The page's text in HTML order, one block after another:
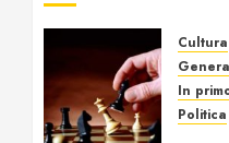
Cultura
In
Politica